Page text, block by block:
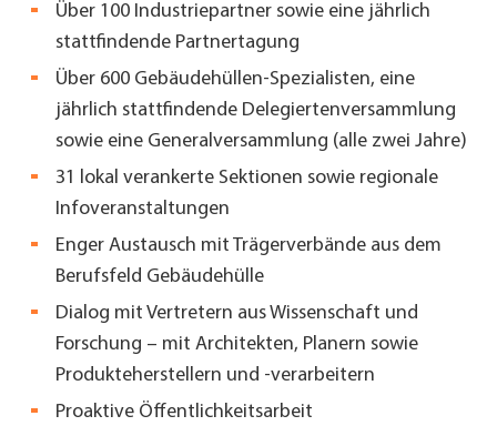
Über 100 Industriepartner sowie eine jährlich
stattfindende Partnertagung
Über 600 Gebäudehüllen-Spezialisten, eine
jährlich stattfindende Delegiertenversammlung
sowie eine Generalversammlung (alle zwei Jahre)
31 lokal verankerte Sektionen sowie regionale
Infoveranstaltungen
Enger Austausch mit Trägerverbände aus dem
Berufsfeld Gebäudehülle
Dialog mit Vertretern aus Wissenschaft und
Forschung – mit Architekten, Planern sowie
Produkteherstellern und -verarbeitern
Proaktive Öffentlichkeitsarbeit